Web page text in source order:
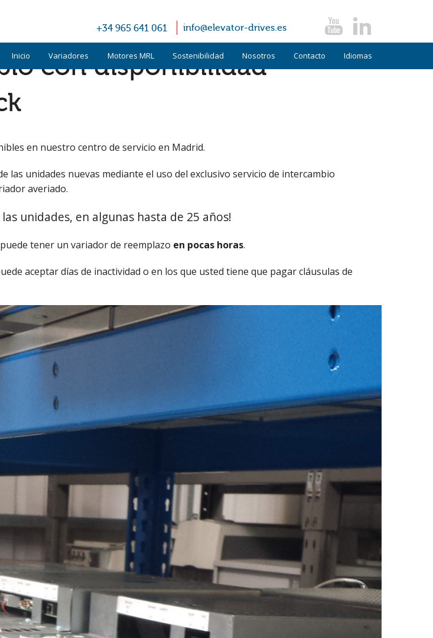
+34 965 641 061 info@elevator-drives.es
Idiomas
Contacto
Nosotros
Sostenibilidad
Motores MRL
Variadores
Otros
Inicio
con disponibilidad
en nuestro centro de servicio en Madrid.
unidades nuevas mediante el uso del exclusivo servicio de intercambio
averiado.
unidades, en algunas hasta de 25 años!
tener un variador de reemplazo en pocas horas.
aceptar días de inactividad o en los que usted tiene que pagar cláusulas de